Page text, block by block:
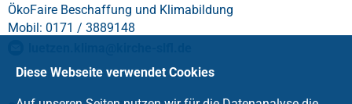
ÖkoFaire Beschaffung und Klimabildung
Mobil: 0171 / 3889148
Diese Webseite verwendet Cookies